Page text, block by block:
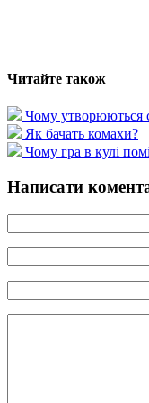
Читайте також
Чому утворюються
Як бачать комахи?
Чому гра в кулі
Написати